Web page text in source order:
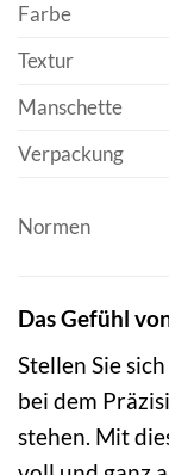
Farbe
Textur
Manschette
Verpackung
Normen
Das Gefühl
Stellen Sie
bei dem
stehen. Mit